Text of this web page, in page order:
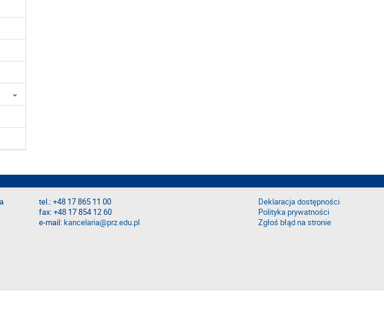
tel.: +48 17 865 11 00
fax: +48 17 854 12 60
e-mail:kancelaria@prz.edu.pl
Deklaracja dostępności
Polityka prywatności
Zgłoś błąd na stronie